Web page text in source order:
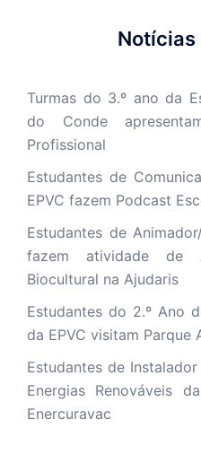
Turmas do 3.º ano da
do Conde
Profissional
Estudantes de
EPVC fazem Podcast
Estudantes de
fazem atividade de
Biocultural na Ajudaris
Estudantes do 2.º Ano
da EPVC visitam Parque
Estudantes de
Energias Renováveis
Enercuravac